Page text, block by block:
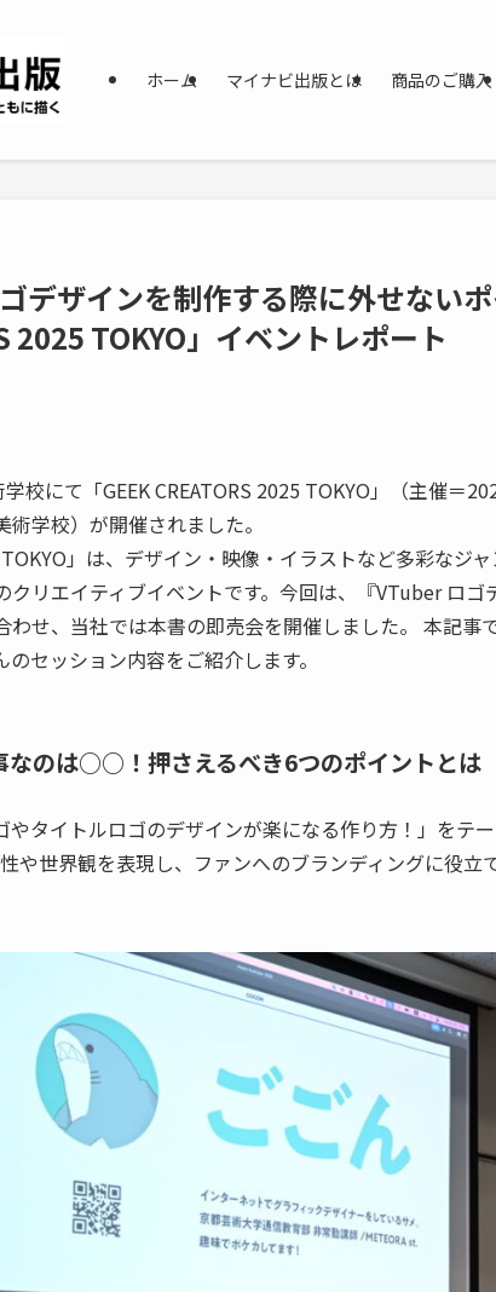
ホーム マイナビ出版とは 商品のご購入
デザインを制作する際に外せない
2025 TOKYO」イベントレポート
校にて「GEEK CREATORS 2025 TOKYO」（主催＝
学校）が開催されました。
TOKYO」は、デザイン・映像・イラストなど多彩なジ
クリエイティブイベントです。今回は、『VTuber ロ
わせ、当社では本書の即売会を開催しました。 本記事
セッション内容をご紹介します。
なのは○○！押さえるべき6つのポイントとは
やタイトルロゴのデザインが楽になる作り方！」をテ
や世界観を表現し、ファンへのブランディングに役立